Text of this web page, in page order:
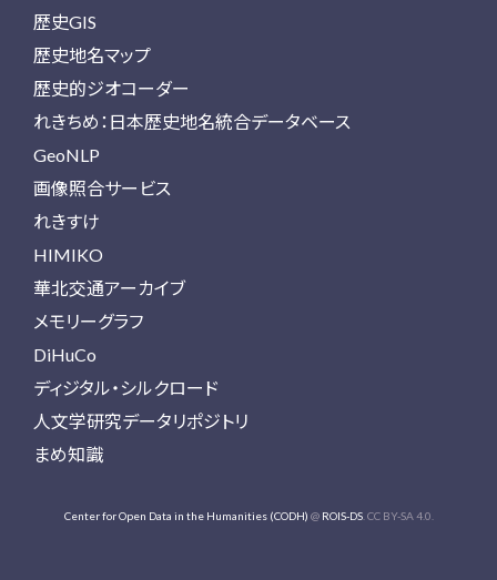
歴史GIS
歴史地名マップ
歴史的ジオコーダー
れきちめ：日本歴史地名統合データベース
GeoNLP
画像照合サービス
れきすけ
HIMIKO
華北交通アーカイブ
メモリーグラフ
DiHuCo
ディジタル・シルクロード
人文学研究データリポジトリ
まめ知識
Center for Open Data in the Humanities (CODH) @ ROIS-DS. CC BY-SA 4.0.